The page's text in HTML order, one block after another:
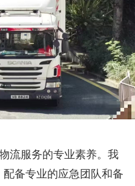
流服务的专业素养。我
备专业的应急团队和备